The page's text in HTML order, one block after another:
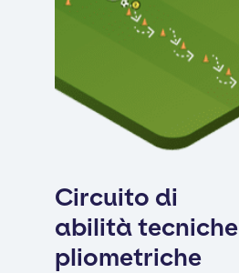
Circuito di
abilità tecniche
pliometriche